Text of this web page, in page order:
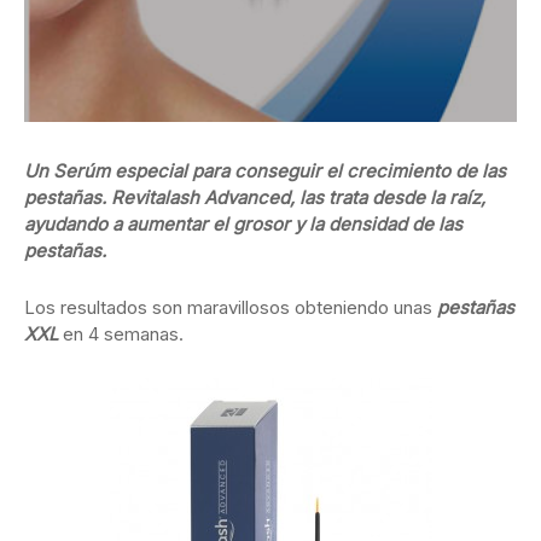
Un Serúm especial para conseguir el crecimiento de las
pestañas. Revitalash Advanced, las trata desde la raíz,
ayudando a aumentar el grosor y la densidad de las
pestañas.
Los resultados son maravillosos obteniendo unas pestañas
XXLen 4 semanas.